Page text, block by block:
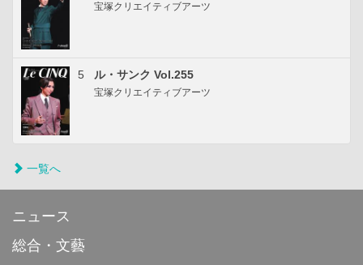
宝塚クリエイティブアーツ
5 ル・サンク Vol.255
宝塚クリエイティブアーツ
一覧へ
ニュース
総合・文藝